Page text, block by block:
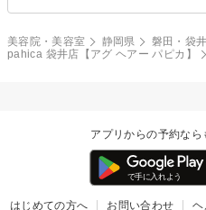
美容院・美容室 静岡県 磐田・袋
pahica 袋井店【アグ ヘアー パピカ】
アプリからの予約なら
はじめての方へ お問い合わせ ヘ